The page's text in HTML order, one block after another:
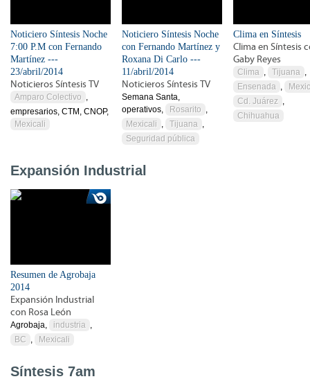
Noticiero Síntesis Noche
7:00 P.M con Fernando
Martínez ---
23/abril/2014
Noticieros Síntesis TV
Amparo Colectivo ,
empresarios, CTM, CNOP,
Mexicali
Noticiero Síntesis Noche
con Fernando Martínez y
Roxana Di Carlo ---
11/abril/2014
Noticieros Síntesis TV
Semana Santa,
operativos,
Rosarito ,
Mexicali , Tijuana ,
Seguridad pública
Clima en Síntesis
Clima en Síntesis
Gaby Reyes
Clima , Tijuana ,
Ensenada ,
Cd. Juárez ,
Chihuahua
Expansión Industrial
Resumen de Agrobaja
2014
Expansión Industrial
con Rosa León
Agrobaja, industria ,
BC , Mexicali
Síntesis 7am